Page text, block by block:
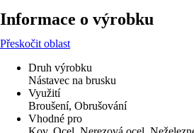
Informace o výrobku
Přeskočit oblast
Druh výrobku
Nástavec na brusku
Využití
Broušení, Obrušování
Vhodné pro